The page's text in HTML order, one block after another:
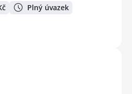
Plný úvazek